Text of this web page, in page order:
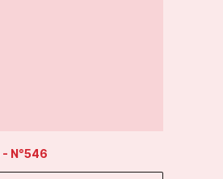
- N°546